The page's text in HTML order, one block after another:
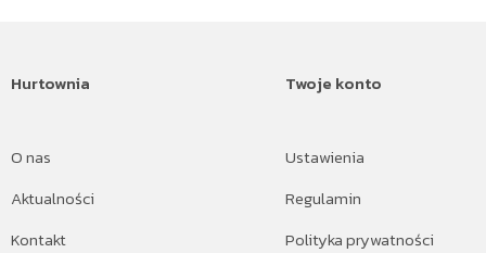
Hurtownia
O nas
Aktualności
Kontakt
Twoje konto
Ustawienia
Regulamin
Polityka prywatności